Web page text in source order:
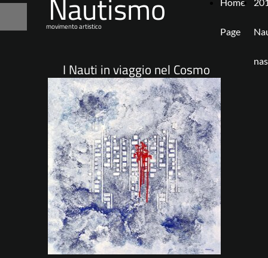
Page
Nautismo
movimento artistico
I Nauti in viaggio nel Cosmo